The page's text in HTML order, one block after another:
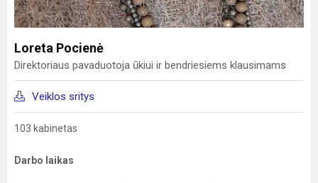
Loreta Pocienė
Direktoriaus pavaduotoja ūkiui ir bendriesiems klausimams
Veiklos sritys
103 kabinetas
Darbo laikas